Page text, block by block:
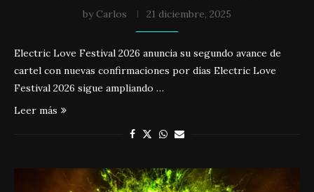
by Carlos 21 diciembre, 2025
Electric Love Festival 2026 anuncia su segundo avance de
cartel con nuevas confirmaciones por días Electric Love
Festival 2026 sigue ampliando …
Leer más